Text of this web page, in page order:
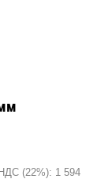
(22%): 1 594